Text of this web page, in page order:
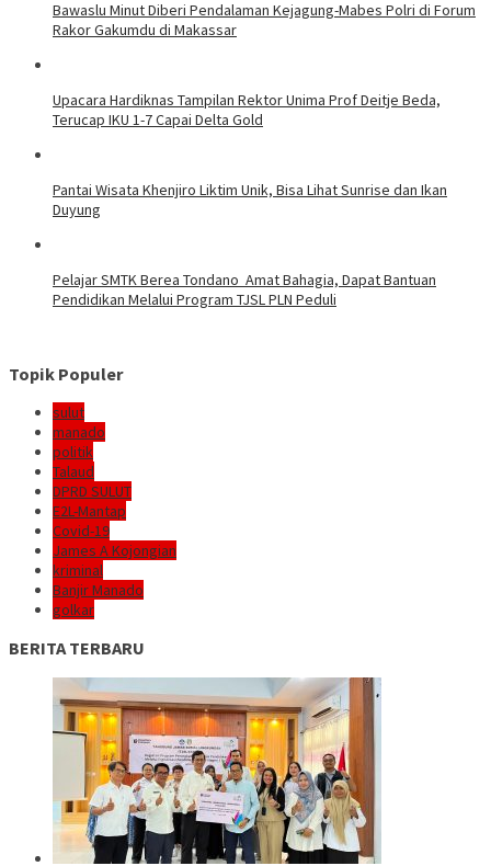
Bawaslu Minut Diberi Pendalaman Kejagung-Mabes Polri di Forum
Rakor Gakumdu di Makassar
Upacara Hardiknas Tampilan Rektor Unima Prof Deitje Beda,
Terucap IKU 1-7 Capai Delta Gold
Pantai Wisata Khenjiro Liktim Unik, Bisa Lihat Sunrise dan Ikan
Duyung
Pelajar SMTK Berea Tondano Amat Bahagia, Dapat Bantuan
Pendidikan Melalui Program TJSL PLN Peduli
Topik Populer
sulut
manado
politik
Talaud
DPRD SULUT
E2L-Mantap
Covid-19
James A Kojongian
kriminal
Banjir Manado
golkar
BERITA TERBARU